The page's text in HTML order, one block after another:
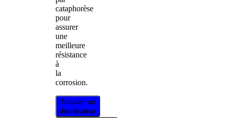
cataphorèse
pour
assurer
une
meilleure
résistance
à
la
corrosion.
Trouver un
distributeur